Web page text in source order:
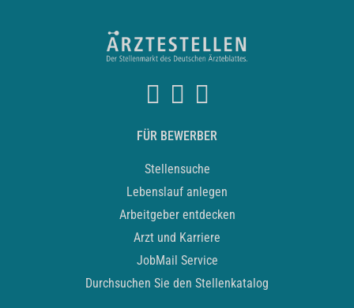
FÜR BEWERBER
Stellensuche
Lebenslauf anlegen
Arbeitgeber entdecken
Arzt und Karriere
JobMail Service
Durchsuchen Sie den Stellenkatalog